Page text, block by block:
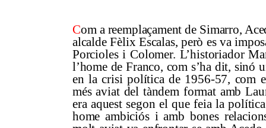
Com a reemplaçament de Simarro,
alcalde Fèlix Escalas, però es va
Porcioles i Colomer. L’historiador
l’home de Franco, com s’ha dit, sinó
en la crisi política de 1956-57, com
més aviat del tàndem format amb
era aquest segon el que feia la
home ambiciós i amb bones